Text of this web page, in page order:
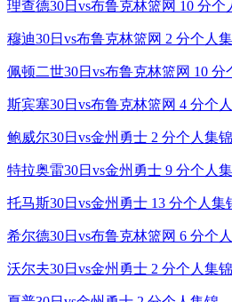
理查德30日vs布鲁克林篮网 10 分个
穆迪30日vs布鲁克林篮网 2 分个人
佩顿二世30日vs布鲁克林篮网 10 分
斯宾塞30日vs布鲁克林篮网 4 分个
鲍威尔30日vs金州勇士 2 分个人集锦
特拉奥雷30日vs金州勇士 9 分个人
托马斯30日vs金州勇士 13 分个人集
希尔德30日vs布鲁克林篮网 6 分个
沃尔夫30日vs金州勇士 2 分个人集锦